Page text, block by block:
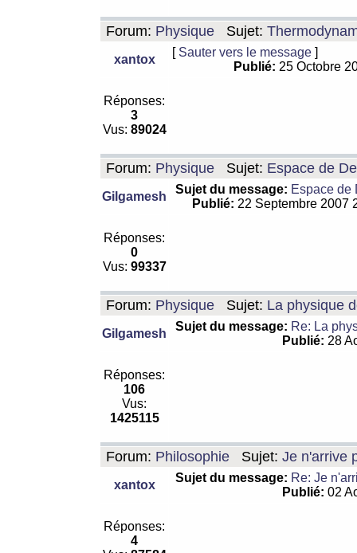
Forum: Physique Sujet:
xantox
[ Sauter vers le message ]
Publié: 25 Octobre
Réponses:
3
Vus: 89024
Forum: Physique Sujet: Espace de
Gilgamesh
Sujet du message: Espace de
Publié: 22 Septembre 2007
Réponses:
0
Vus: 99337
Forum: Physique Sujet: La physique
Gilgamesh
Sujet du message: Re: La
Publié: 28
Réponses:
106
Vus:
1425115
Forum: Philosophie Sujet: Je n'arrive
xantox
Sujet du message: Re: Je
Publié: 02
Réponses:
4